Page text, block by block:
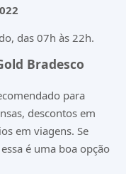
das 07h às 22h.
Bradesco
para
descontos em
em viagens. Se
é uma boa opção